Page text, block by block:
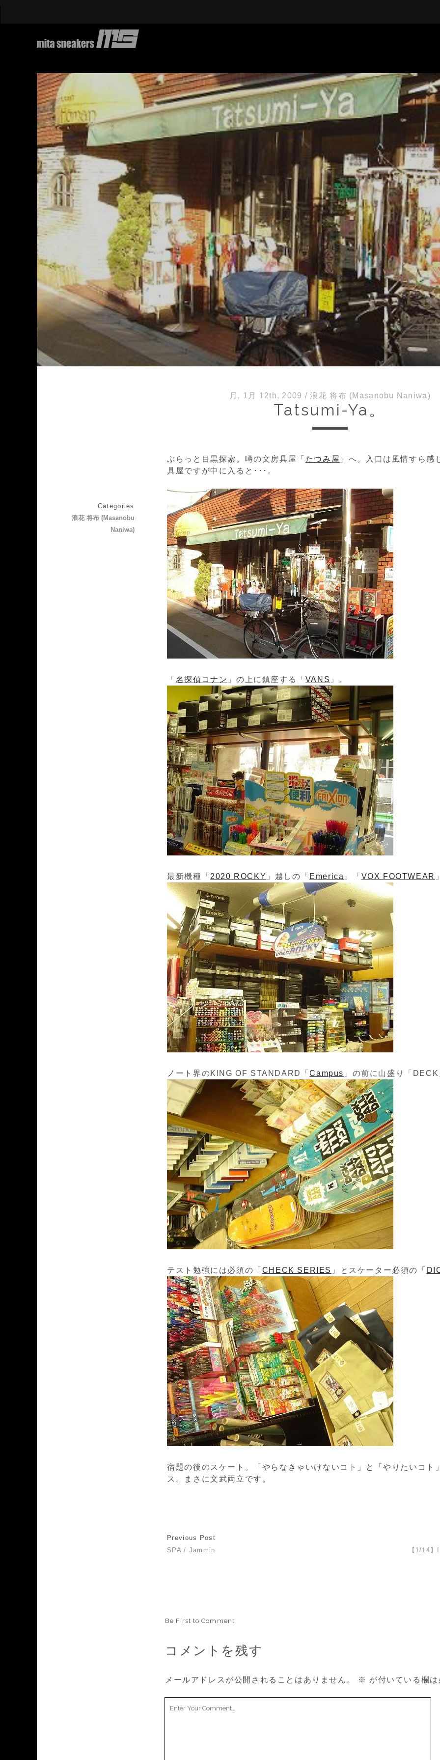
月, 1月 12th, 2009 /浪花 将布 (Masanobu Naniwa)
Tatsumi-Ya。
ぶらっと目黒探索。噂の文房具屋「 たつみ屋 」へ。入口は風情すら感
具屋ですが中に入ると･･･。
「 名探偵コナン 」の上に鎮座する「 VANS 」。
最新機種「 2020 ROCKY 」越しの「 Emerica 」「 VOX FOOTWEAR
ノート界のKING OF STANDARD「Campus 」の前に山盛り「
テスト勉強には必須の「 CHECK SERIES 」とスケーター必須の「
宿題の後のスケート。「やらなきゃいけないコト」と「やりたいコト
ス。まさに文武両立です。
Previous Post
SPA / Jammin
【1/14
Categories
浪花 将布 (Masanobu
Naniwa)
Be First to Comment
コメントを残す
メールアドレスが公開されることはありません。 ※ が付いている欄